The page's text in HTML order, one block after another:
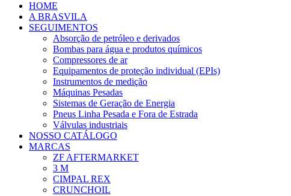
HOME
A BRASVILA
SEGUIMENTOS
Absorção de petróleo e derivados
Bombas para água e produtos químicos
Compressores de ar
Equipamentos de proteção individual (EPIs)
Instrumentos de medição
Máquinas Pesadas
Sistemas de Geração de Energia
Pneus Linha Pesada e Fora de Estrada
Válvulas industriais
NOSSO CATÁLOGO
MARCAS
ZF AFTERMARKET
3 M
CIMPAL REX
CRUNCHOIL